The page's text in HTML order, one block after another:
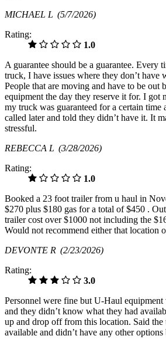
MICHAEL L (5/7/2026)
Rating:
1.0
A guarantee should be a guarantee. Every
truck, I have issues where they don’t have
People that are moving and have to be out
equipment the day they reserve it for. I got
my truck was guaranteed for a certain time
called later and told they didn’t have it. It
stressful.
REBECCA L (3/28/2026)
Rating:
1.0
Booked a 23 foot trailer from u haul in
$270 plus $180 gas for a total of $450 .
trailer cost over $1000 not including the
Would not recommend either that location
DEVONTE R (2/23/2026)
Rating:
3.0
Personnel were fine but U-Haul
and they didn’t know what they had
up and drop off from this location. Said the
available and didn’t have any other